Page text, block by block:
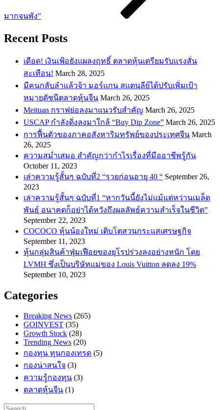
มากจนพัง”
Recent Posts
เดือด! เงินเฟ้อยังแผลงฤทธิ์ ตลาดหุ้นเตรียมรับแรงสั่น
สะเทือน! March 28, 2025
​มีคนกลับลำแล้วจ้า มอร์แกน สแตนลีย์ได้ปรับเพิ่มเป้า
หมายดัชนีตลาดหุ้นจีน March 26, 2025
Meituan กราฟย่อลงมาแนวรับสำคัญ March 26, 2025
USCAP กำลังดิ่งลงมาใกล้ “Buy Dip Zone” March 26, 2025
การฟื้นตัวของภาคอสังหาริมทรัพย์ของประเทศจีน March
26, 2025
ความสม่ำเสมอ สำคัญกว่ากำไรเรื่องที่มืออาชีพรู้กัน
October 11, 2023
เล่าความรู้สั้นๆ ฉบับที่2 “รวยก่อนอายุ 40 “ September 26,
2023
เล่าความรู้สั้นๆ ฉบับที่1 “หากวันนี้ยังไม่แม้แต่หว่านเมล็ด
พันธ์ุ อนาคตก็อย่าได้หวังถึงผลลัพธ์ความสำเร็จในชีวิต”
September 22, 2023
COCOCO หุ้นน้องใหม่ เติบโตสวนกระแสเศรษฐกิจ
September 11, 2023
หุ้นกลุ่มสินค้าฟุ่มเฟือยของยุโรปร่วงลงอย่างหนัก โดย
LVMH ซึ่งเป็นบริษัทแม่ของ Louis Vuitton ลดลง 19%
September 10, 2023
Categories
Breaking News (265)
GOINVEST (35)
Growth Stock (28)
Trending News (20)
กองทุน ทุนกองเทรด (5)
กองน่าสนใจ (3)
ความรู้กองทุน (3)
ตลาดหุ้นจีน (1)
Search